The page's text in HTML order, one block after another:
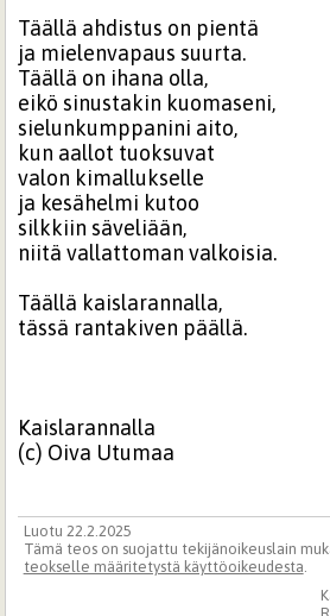
Täällä ahdistus on pientä
ja mielenvapaus suurta.
Täällä on ihana olla,
eikö sinustakin kuomaseni,
sielunkumppanini aito,
kun aallot tuoksuvat
valon kimallukselle
ja kesähelmi kutoo
silkkiin säveliään,
niitä vallattoman valkoisia.
Täällä kaislarannalla,
tässä rantakiven päällä.
Kaislarannalla
(c) Oiva Utumaa
Luotu 22.2.2025
Tämä teos on suojattu tekijänoikeuslain
teokselle määritetystä käyttöoikeudesta.